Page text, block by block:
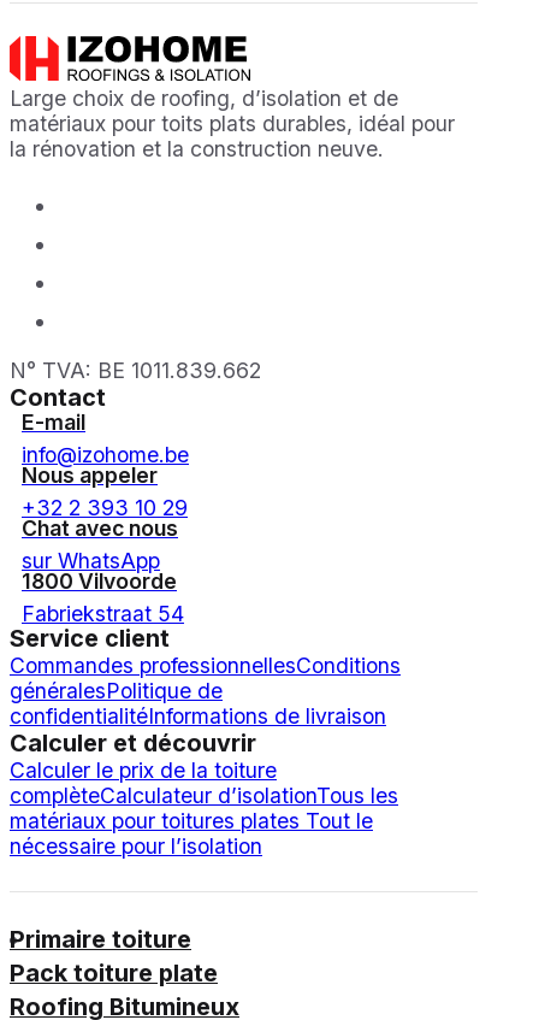
Large choix de roofing, d’isolation et de
matériaux pour toits plats durables, idéal pour
la rénovation et la construction neuve.
N° TVA: BE 1011.839.662
Contact
E-mail
info@izohome.be
Nous appeler
+32 2 393 10 29
Chat avec nous
sur WhatsApp
1800 Vilvoorde
Fabriekstraat 54
Service client
Commandes professionnellesConditions
généralesPolitique de
confidentialitéInformations de livraison
Calculer et découvrir
Calculer le prix de la toiture
complèteCalculateur d’isolationTous les
matériaux pour toitures plates Tout le
nécessaire pour l’isolation
Primaire toiture
Pack toiture plate
Roofing Bitumineux